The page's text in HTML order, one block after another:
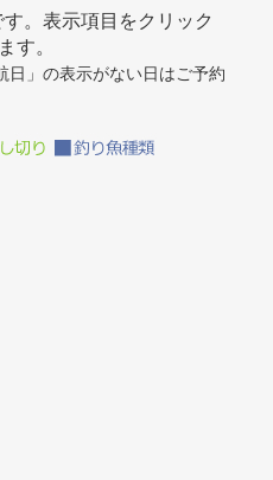
。表示項目をクリック
す。
」の表示がない日はご予約